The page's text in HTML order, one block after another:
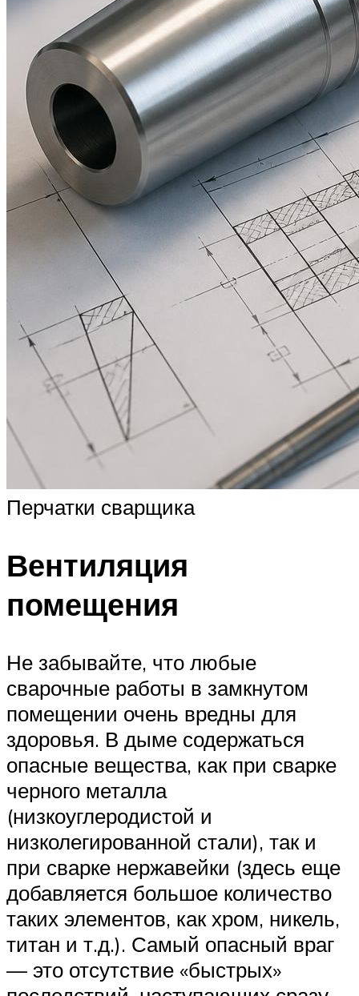
Перчатки сварщика
Вентиляция
помещения
Не забывайте, что любые
сварочные работы в замкнутом
помещении очень вредны для
здоровья. В дыме содержаться
опасные вещества, как при сварке
черного металла
(низкоуглеродистой и
низколегированной стали), так и
при сварке нержавейки (здесь еще
добавляется большое количество
таких элементов, как хром, никель,
титан и т.д.). Самый опасный враг
— это отсутствие «быстрых»